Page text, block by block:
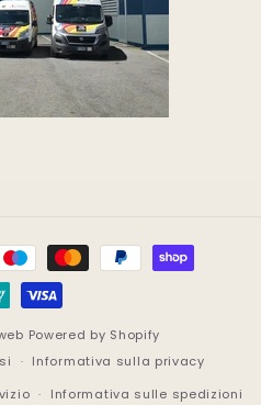
Powered by Shopify
Informativa sulla privacy
Informativa sulle spedizioni